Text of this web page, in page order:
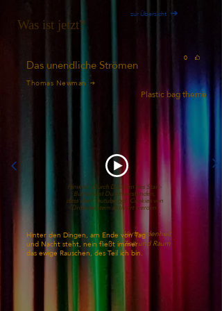
zur Übersicht
Was ist jetzt?
Plastic bag theme
Hinweis: Durch Drücken des Start-
Button bist Du einverstanden,
dass über Youtube ggf. Cookies von
Drittanbietern aktiviert werden.
Verbundenheit
Zeit und Raum
Hinter den Dingen, am Ende von Tag
und Nacht steht, nein fließt immer
das ewige Rauschen, des Teil ich bin.
Thomas Newman
Das unendliche Strömen 0